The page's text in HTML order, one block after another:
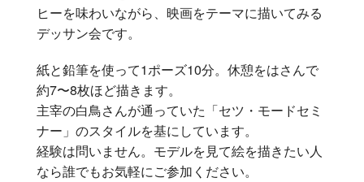
ヒーを味わいながら、映画をテーマに描いてみる
デッサン会です。
紙と鉛筆を使って1ポーズ10分。休憩をはさんで
約7〜8枚ほど描きます。
主宰の白鳥さんが通っていた「セツ・モードセミ
ナー」のスタイルを基にしています。
経験は問いません。モデルを見て絵を描きたい人
なら誰でもお気軽にご参加ください。